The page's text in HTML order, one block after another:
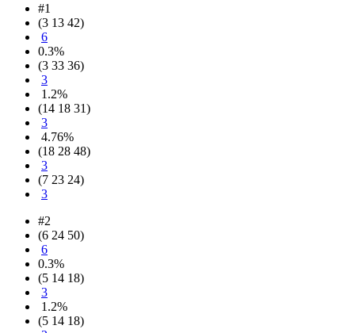
#1
(3 13 42)
6
0.3%
(3 33 36)
3
1.2%
(14 18 31)
3
4.76%
(18 28 48)
3
(7 23 24)
3
#2
(6 24 50)
6
0.3%
(5 14 18)
3
1.2%
(5 14 18)